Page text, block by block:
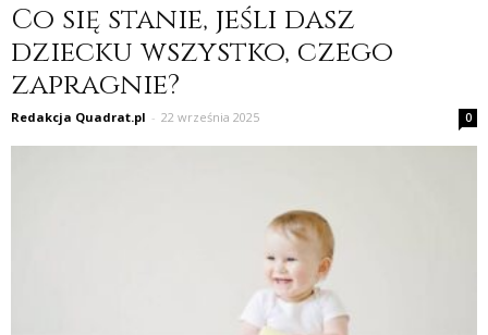
Co się stanie, jeśli dasz
dziecku wszystko, czego
zapragnie?
Redakcja Quadrat.pl - 22 września 2025 0